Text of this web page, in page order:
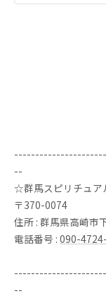
--
☆群馬スピリチュ
〒370-0074
住所 : 群馬県高崎市
電話番号 : 090-
--